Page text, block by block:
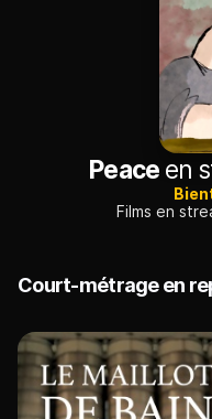
Peaceen
Films en
Court-métrage en